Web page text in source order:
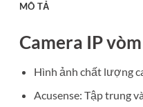
MÔ TẢ
Camera IP
Hình ảnh chất lượng
Acusense: Tập trung